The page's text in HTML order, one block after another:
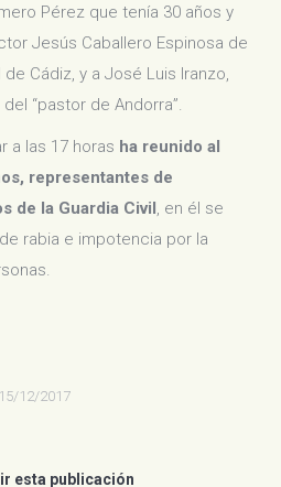
Pérez que tenía 30 años y
Jesús Caballero Espinosa de
Cádiz, y a José Luis Iranzo,
“pastor de Andorra”.
a las 17 horas ha reunido al
representantes de
de la Guardia Civil, en él se
rabia e impotencia por la
15/12/2017
esta publicación